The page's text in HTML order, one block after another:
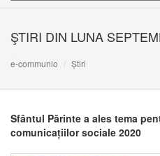
ŞTIRI DIN LUNA
e-communio Știri
Sfântul Părinte a ales tema
comunicațiilor sociale 2020